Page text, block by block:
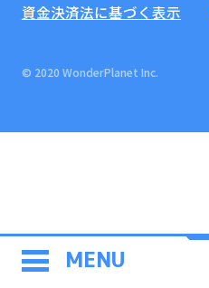
MENU
資金決済法に基づく表示
© 2020 WonderPlanet Inc.